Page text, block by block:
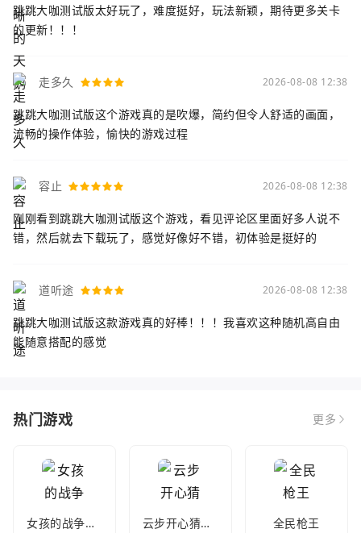
跳跳大咖测试版太好玩了，难度挺好，玩法新颖，期待更多关卡
的更新！！！
走多久 2026-08-08 12:38
跳跳大咖测试版这个游戏真的是吹爆，简约但令人舒适的画面，
流畅的操作体验，愉快的游戏过程
容止 2026-08-08 12:38
刚刚看到跳跳大咖测试版这个游戏，看见评论区里面好多人说不
错，然后就去下载玩了，感觉好像好不错，初体验是挺好的
道听途 2026-08-08 12:38
跳跳大咖测试版这款游戏真的好棒！！！我喜欢这种随机高自由
能随意搭配的感觉
热门游戏 更多
女孩的战争手机版(暂未上线) 云步开心猜歌名 全民枪王